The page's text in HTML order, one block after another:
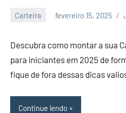
sobre
investimentos
e
empreendedorimo.
Carteira fevereiro 15, 2025
Descubra como montar a sua
para iniciantes em 2025 de
fique de fora dessas dicas
Continue lendo